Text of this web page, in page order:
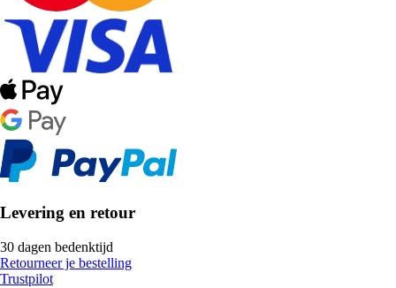
Levering en retour
30 dagen bedenktijd
Retourneer je bestelling
Trustpilot